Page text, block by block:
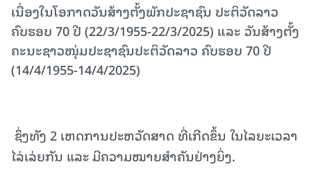
ເນື່ອງໃນໂອກາດວັນສ້າງຕັ້ງພັກປະຊາຊົນ ປະຕິວັດລາວ
ຄົບຮອບ 70 ປີ (22/3/1955-22/3/2025) ແລະ ວັນສ້າງຕັ້ງ
ຄະນະຊາວໜຸ່ມປະຊາຊົນປະຕິວັດລາວ ຄົບຮອບ 70 ປີ
(14/4/1955-14/4/2025)
ຊຶ່ງທັງ 2 ເຫດການປະຫວັດສາດ ທີ່ເກີດຂຶ້ນ ໃນໄລຍະເວລາ
ໄລ່ເລ່ຍກັນ ແລະ ມີຄວາມໝາຍສໍາຄັນຢ່າງຍິ່ງ.